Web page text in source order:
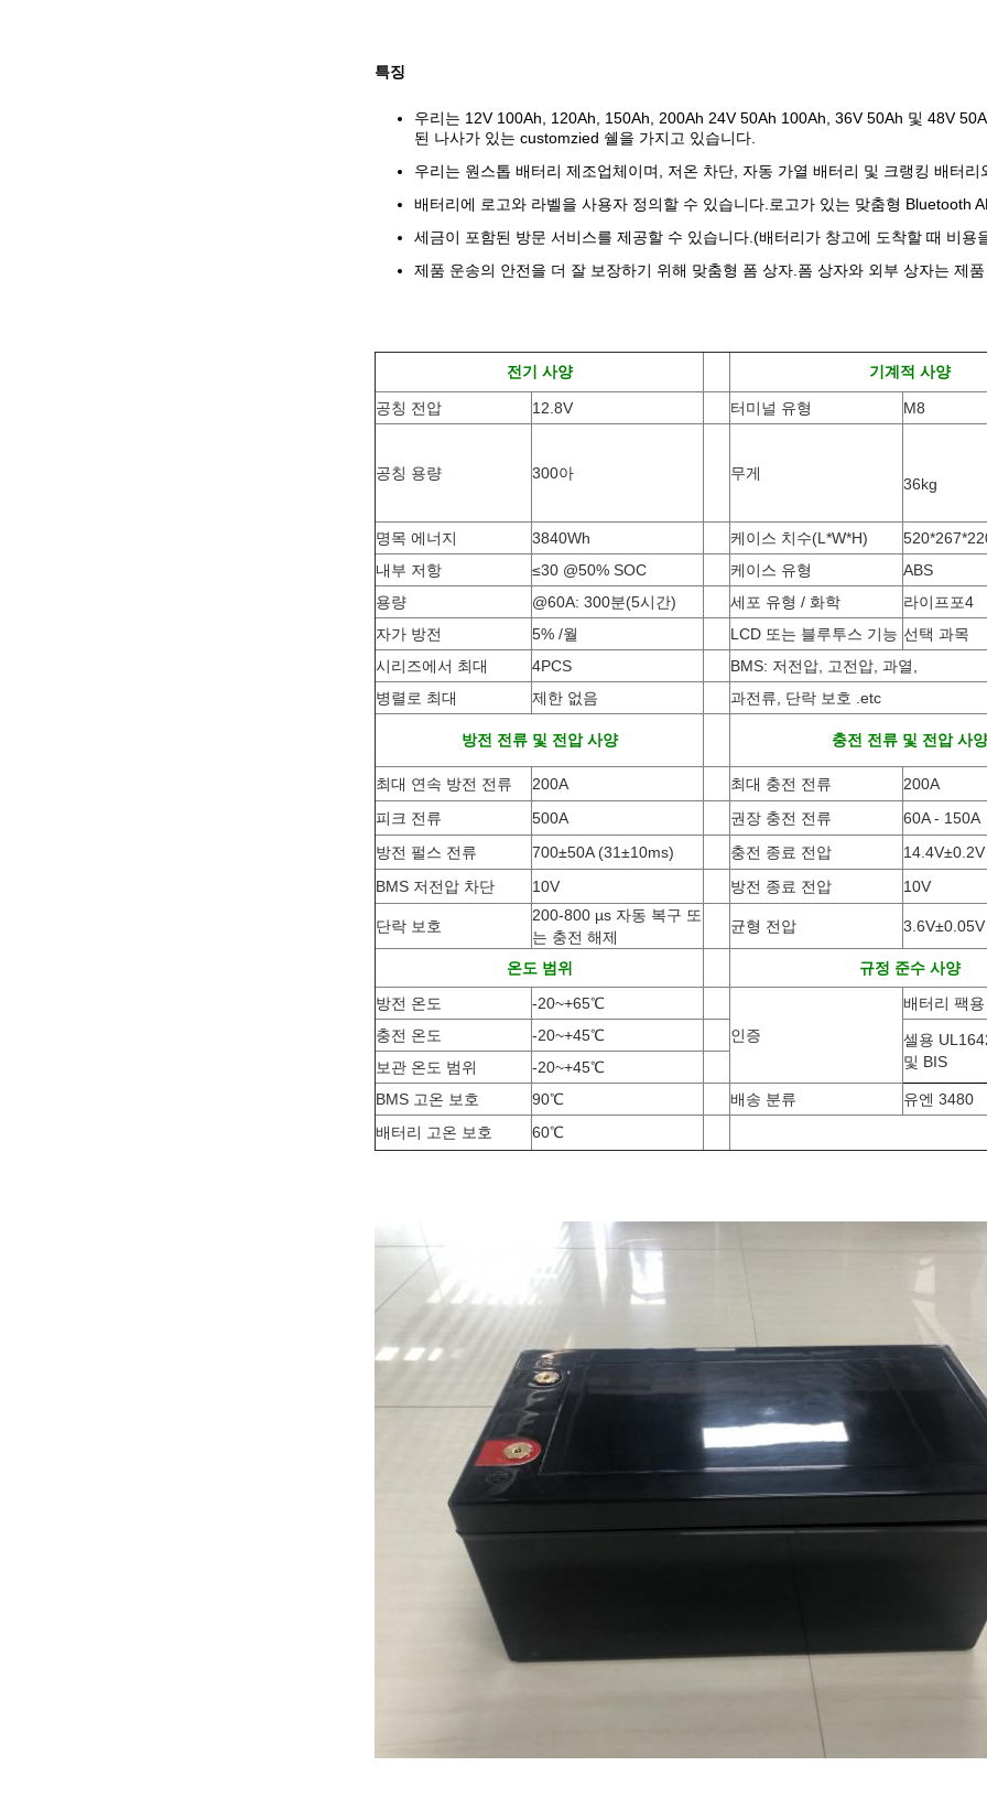
특징
우리는 12V 100Ah, 120Ah, 150Ah, 200Ah 24V 50Ah 100Ah, 36V 50Ah 및 48V
된 나사가 있는 customzied 쉘을 가지고 있습니다.
우리는 원스톱 배터리 제조업체이며, 저온 차단, 자동 가열 배터리 및 크랭킹 배터
배터리에 로고와 라벨을 사용자 정의할 수 있습니다.로고가 있는 맞춤형 Bluetooth
세금이 포함된 방문 서비스를 제공할 수 있습니다.(배터리가 창고에 도착할 때 비용
제품 운송의 안전을 더 잘 보장하기 위해 맞춤형 폼 상자.폼 상자와 외부 상자는 제
전기 사양 기계적 사양
공칭 전압 12.8V 터미널 유형 M8
공칭 용량 300아 무게
36kg
명목 에너지 3840Wh 케이스 치수(L*W*H)
내부 저항
≤30 @50% SOC 케이스 유형
ABS
용량
@60A: 300분(5시간) 세포 유형 / 화학
라이프포4
자가 방전
5% /월 LCD 또는 블루투스 기능 선택 과목
시리즈에서 최대
4PCS
BMS: 저전압, 고전압, 과열,
병렬로 최대
제한 없음 과전류, 단락 보호 .etc
방전 전류 및 전압 사양 충전 전류 및 전압 사양
최대 연속 방전 전류 200A 최대 충전 전류
200A
피크 전류
500A 권장 충전 전류
60A - 150A
방전 펄스 전류
700±50A (31±10ms) 충전 종료 전압
14.4V±0.2V
BMS 저전압 차단
10V 방전 종료 전압 10V
단락 보호
200-800 µs 자동 복구 또
는 충전 해제
균형 전압
온도 범위
규정 준수 사양
방전 온도
-20~+65℃
인증
배터리 팩
충전 온도
-20~+45℃
셀용
및 BIS
보관 온도 범위 -20~+45℃
BMS 고온 보호
90℃ 배송 분류
유엔 3480
배터리 고온 보호
60℃